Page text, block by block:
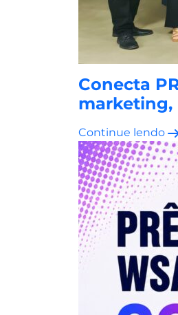
Conecta
marketing,
Continue lendo